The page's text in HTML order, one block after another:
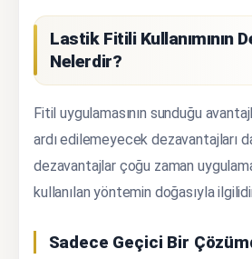
Lastik Fitili Kullanımının
Nelerdir?
Fitil uygulamasının sunduğu
ardı edilemeyecek dezavantajları
dezavantajlar çoğu zaman
kullanılan yöntemin doğasıyla
Sadece Geçici Bir